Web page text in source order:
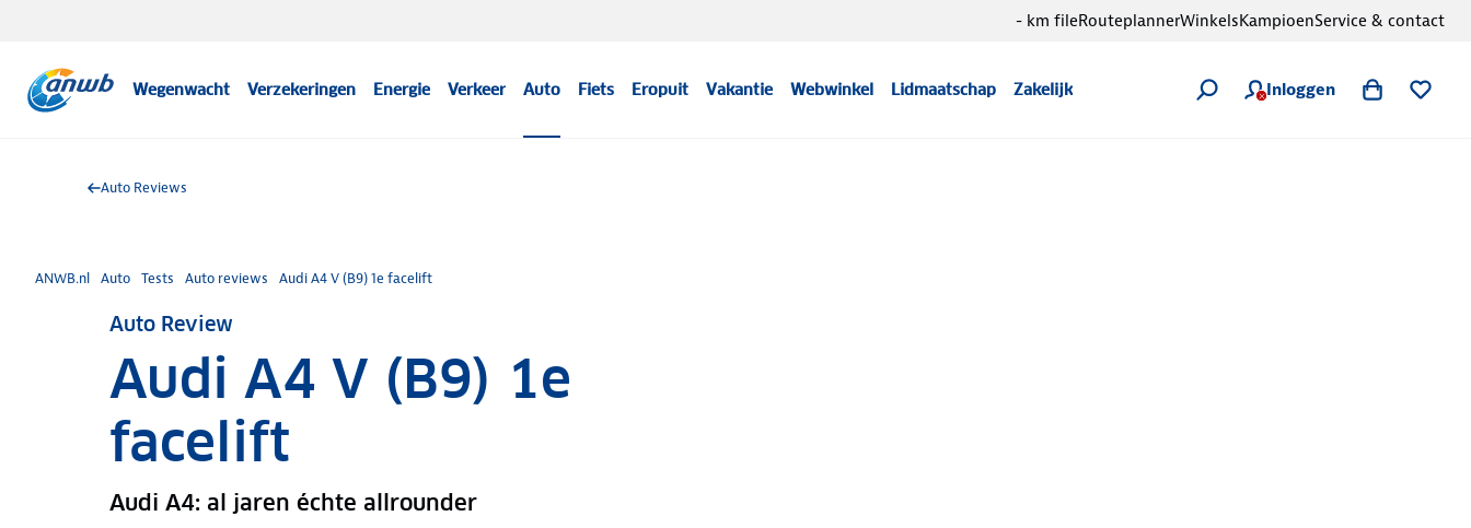
Wegenwacht Verzekeringen Energie Verkeer Auto Fiets Eropuit Vakantie Webwinkel Lidmaatschap Zakelijk Inloggen
- km fileRouteplannerWinkelsKampioenService & contact
Auto Reviews
ANWB.nl Auto Tests Auto reviews Audi A4 V (B9) 1e facelift
Auto Review
Audi A4 V (B9) 1e
facelift
Audi A4: al jaren échte allrounder